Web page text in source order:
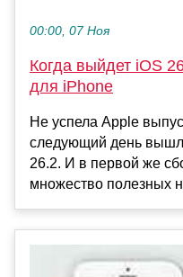
00:00, 07 Ноя
Когда выйдет iOS
для iPhone
Не успела Apple
следующий день
26.2. И в первой же
множество полезных